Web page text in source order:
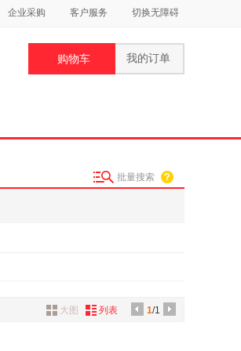
企业采购 客户服务 切换无障碍
购物车 我的订单
批量搜索
1/1
大图 列表